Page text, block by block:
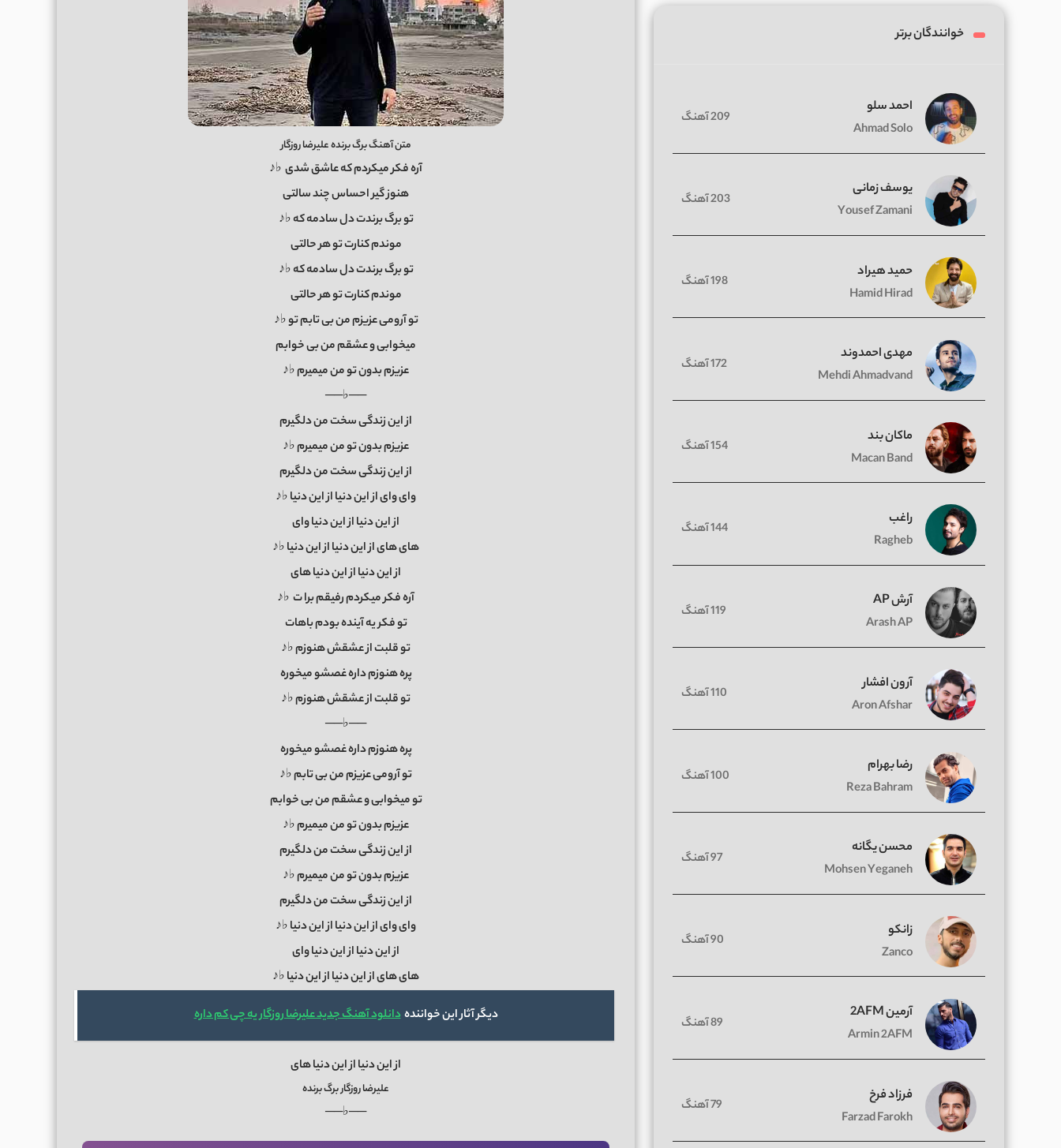
متن آهنگ برگ برنده علیرضا روزگار
آره فکر میکردم که عاشق شدی ♭♪
هنوز گیر احساس چند سالتی
تو برگ برندت دل سادمه که ♭♪
موندم کنارت تو هر حالتی
تو برگ برندت دل سادمه که ♭♪
موندم کنارت تو هر حالتی
تو آرومی عزیزم من بی تابم تو ♭♪
میخوابی و عشقم من بی خوابم
عزیزم بدون تو من میمیرم ♭♪
──♭──
از این زندگی سخت من دلگیرم
عزیزم بدون تو من میمیرم ♭♪
از این زندگی سخت من دلگیرم
وای وای از این دنیا از این دنیا ♭♪
از این دنیا از این دنیا وای
های های از این دنیا از این دنیا ♭♪
از این دنیا از این دنیا های
آره فکر میکردم رفیقم برات ♭♪
تو فکر یه آینده بودم باهات
تو قلبت از عشقش هنوزم ♭♪
پره هنوزم داره غصشو میخوره
تو قلبت از عشقش هنوزم ♭♪
──♭──
پره هنوزم داره غصشو میخوره
تو آرومی عزیزم من بی تابم ♭♪
تو میخوابی و عشقم من بی خوابم
عزیزم بدون تو من میمیرم ♭♪
از این زندگی سخت من دلگیرم
عزیزم بدون تو من میمیرم ♭♪
از این زندگی سخت من دلگیرم
وای وای از این دنیا از این دنیا ♭♪
از این دنیا از این دنیا وای
های های از این دنیا از این دنیا ♭♪
دیگر آثار این خوانندهدانلود آهنگ جدید علیرضا روزگار یه چی کم داره
از این دنیا از این دنیا های
علیرضا روزگار برگ برنده
──♭──
خوانندگان برتر
احمد سلو
Ahmad Solo
209 آهنگ
یوسف زمانی
Yousef Zamani
203 آهنگ
حمید هیراد
Hamid Hirad
198 آهنگ
مهدی احمدوند
Mehdi Ahmadvand
172 آهنگ
ماکان بند
Macan Band
154 آهنگ
راغب
Ragheb
144 آهنگ
آرش AP
Arash AP
119 آهنگ
آرون افشار
Aron Afshar
110 آهنگ
رضا بهرام
Reza Bahram
100 آهنگ
محسن یگانه
Mohsen Yeganeh
97 آهنگ
زانکو
Zanco
90 آهنگ
آرمین 2AFM
Armin 2AFM
89 آهنگ
فرزاد فرخ
Farzad Farokh
79 آهنگ